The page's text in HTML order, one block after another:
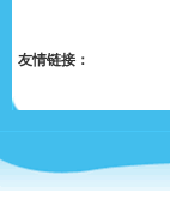
友情链接：